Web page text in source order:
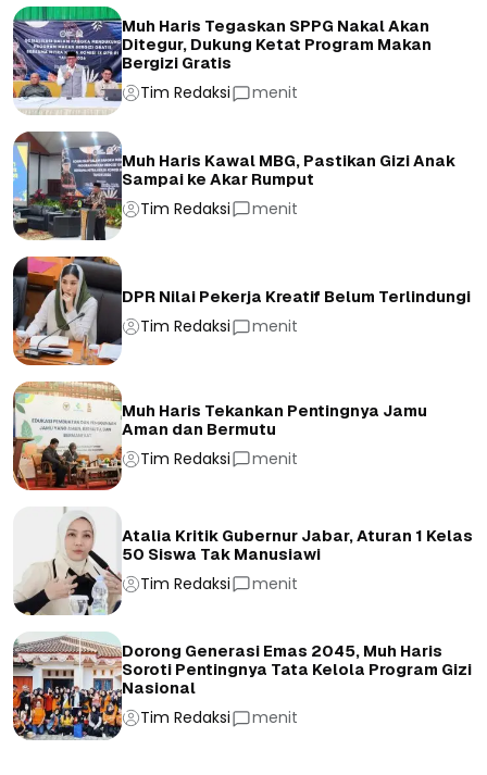
Muh Haris Tegaskan SPPG Nakal Akan
Ditegur, Dukung Ketat Program Makan
Bergizi Gratis
Tim Redaksi menit
Muh Haris Kawal MBG, Pastikan Gizi Anak
Sampai ke Akar Rumput
Tim Redaksi menit
DPR Nilai Pekerja Kreatif Belum Terlindungi
Tim Redaksi menit
Muh Haris Tekankan Pentingnya Jamu
Aman dan Bermutu
Tim Redaksi menit
Atalia Kritik Gubernur Jabar, Aturan 1 Kelas
50 Siswa Tak Manusiawi
Tim Redaksi menit
Dorong Generasi Emas 2045, Muh Haris
Soroti Pentingnya Tata Kelola Program Gizi
Nasional
Tim Redaksi menit